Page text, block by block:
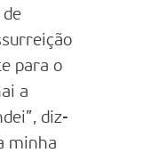
de
para o
a
diz-
minha